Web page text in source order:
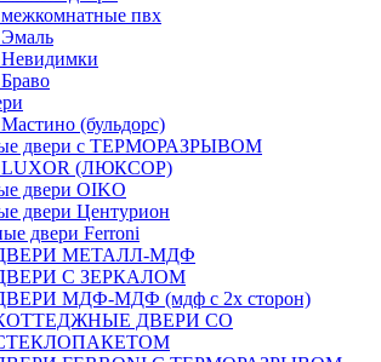
пвх
(бульдорс)
двери с ТЕРМОРАЗРЫВОМ
LUXOR (ЛЮКСОР)
двери OIKO
двери Центурион
двери Ferroni
МЕТАЛЛ-МДФ
С ЗЕРКАЛОМ
МДФ-МДФ (мдф с 2х сторон)
ДВЕРИ СО